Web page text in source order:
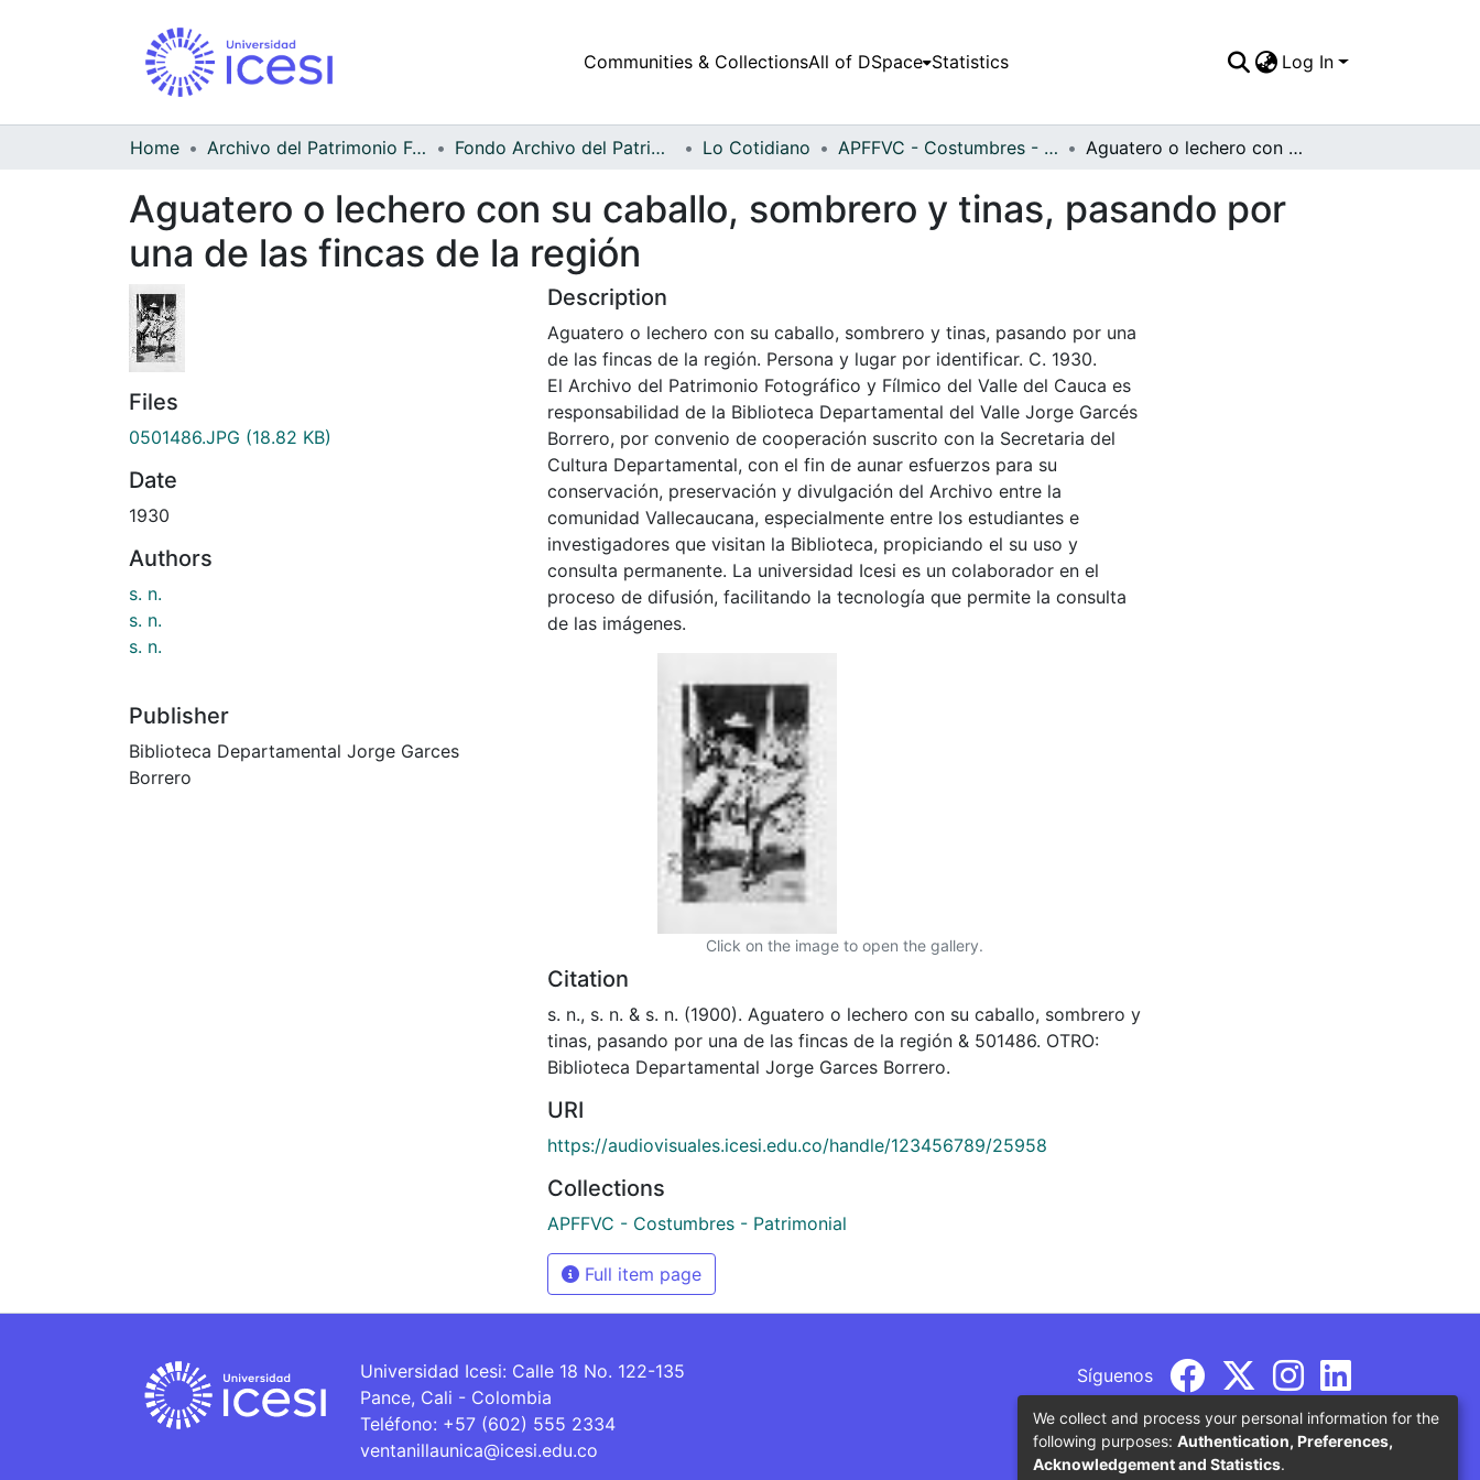
Communities & CollectionsAll of DSpace Statistics Log In
Home Archivo del Patrimonio Fotográfico y Fílmico del Valle del Cauca Fondo Archivo del Patrimonio Fotográfico y Fílmico del Valle del Cauca Lo Cotidiano APFFVC - Costumbres - Patrimonial Aguatero o lechero con su caballo, sombrero y tinas, pasando por una de las fincas de la región
Aguatero o lechero con su caballo, sombrero y tinas, pasando por
una de las fincas de la región
Files
0501486.JPG (18.82 KB)
Date
1930
Authors
s. n.
s. n.
s. n.
Publisher
Biblioteca Departamental Jorge Garces
Borrero
Description
Aguatero o lechero con su caballo, sombrero y tinas, pasando por una
de las fincas de la región. Persona y lugar por identificar. C. 1930.
El Archivo del Patrimonio Fotográfico y Fílmico del Valle del Cauca es
responsabilidad de la Biblioteca Departamental del Valle Jorge Garcés
Borrero, por convenio de cooperación suscrito con la Secretaria del
Cultura Departamental, con el fin de aunar esfuerzos para su
conservación, preservación y divulgación del Archivo entre la
comunidad Vallecaucana, especialmente entre los estudiantes e
investigadores que visitan la Biblioteca, propiciando el su uso y
consulta permanente. La universidad Icesi es un colaborador en el
proceso de difusión, facilitando la tecnología que permite la consulta
de las imágenes.
Click on the image to open the gallery.
Citation
s. n., s. n. & s. n. (1900). Aguatero o lechero con su caballo, sombrero y
tinas, pasando por una de las fincas de la región & 501486. OTRO:
Biblioteca Departamental Jorge Garces Borrero.
URI
https://audiovisuales.icesi.edu.co/handle/123456789/25958
Collections
APFFVC - Costumbres - Patrimonial
Full item page
Universidad Icesi: Calle 18 No. 122-135
Pance, Cali - Colombia
Teléfono: +57 (602) 555 2334
ventanillaunica@icesi.edu.co
Síguenos
We collect and process your personal information for the
following purposes: Authentication, Preferences,
Acknowledgement and Statistics.